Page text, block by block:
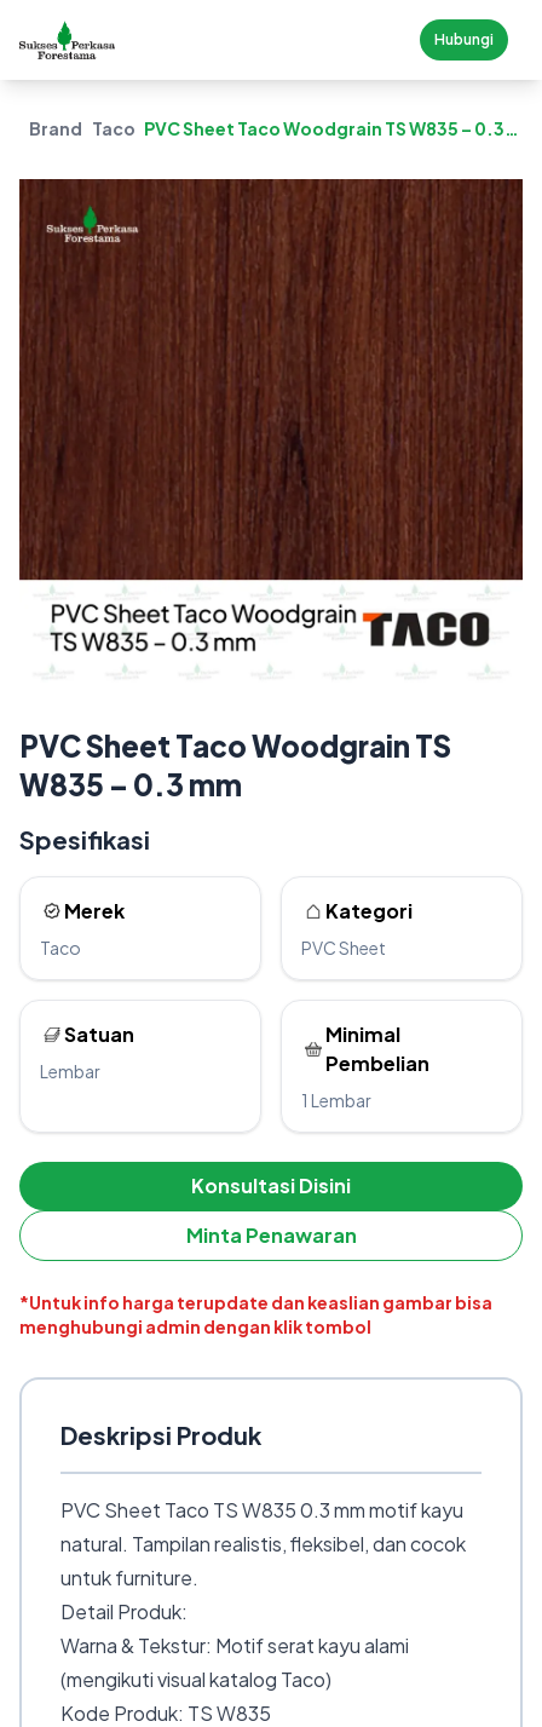
Hubungi
Brand Taco PVC Sheet Taco Woodgrain TS W835 – 0.3
PVC Sheet Taco Woodgrain TS
W835 – 0.3 mm
Spesifikasi
Merek
Taco
Kategori
PVC Sheet
Satuan
Lembar
Minimal
Pembelian
1 Lembar
Konsultasi Disini
Minta Penawaran
*Untuk info harga terupdate dan keaslian gambar bisa
menghubungi admin dengan klik tombol
Deskripsi Produk
PVC Sheet Taco TS W835 0.3 mm motif kayu
natural. Tampilan realistis, fleksibel, dan cocok
untuk furniture.
Detail Produk:
Warna & Tekstur: Motif serat kayu alami
(mengikuti visual katalog Taco)
Kode Produk: TS W835